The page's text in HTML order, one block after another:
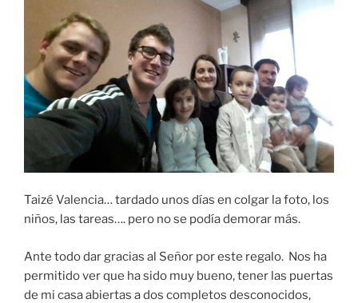
Taizé Valencia… tardado unos días en colgar la foto, los
niños, las tareas…. pero no se podía demorar más.
Ante todo dar gracias al Señor por este regalo. Nos ha
permitido ver que ha sido muy bueno, tener las puertas
de mi casa abiertas a dos completos desconocidos,